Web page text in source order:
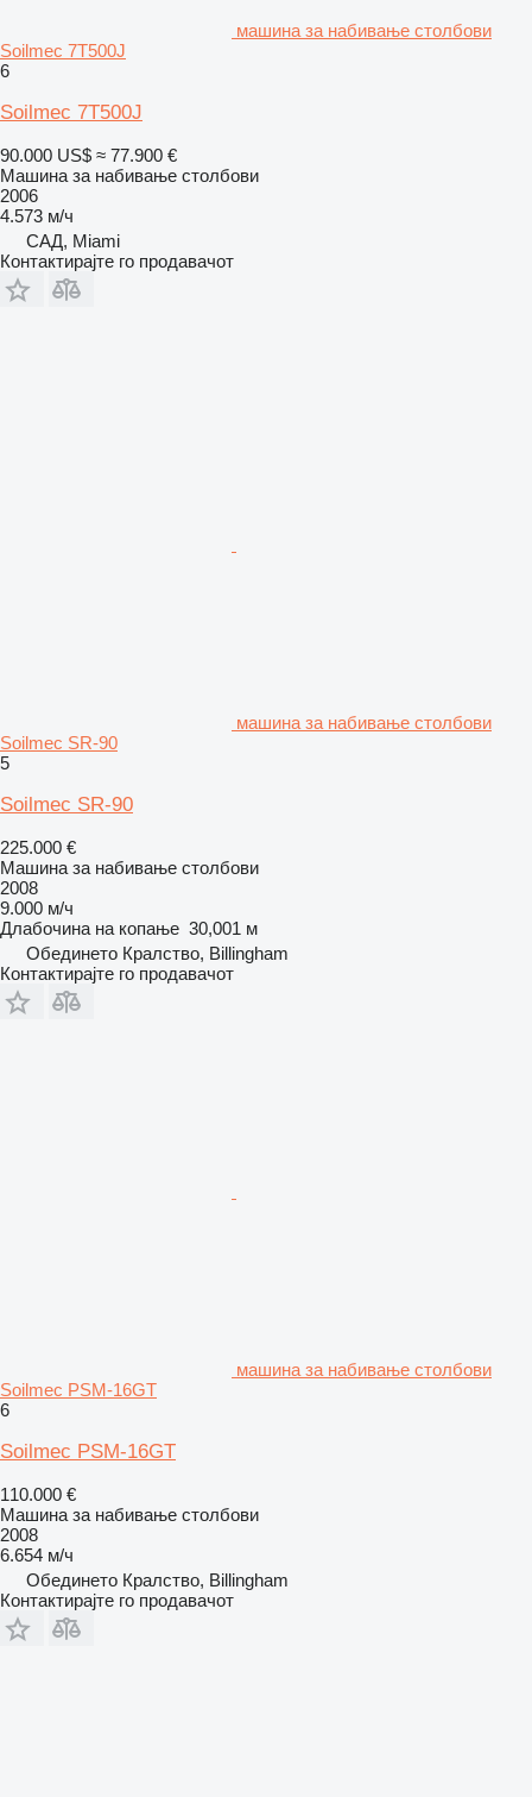
машина за набивање столбови
Soilmec 7T500J
6
Soilmec 7T500J
90.000 US$ ≈ 77.900 €
Машина за набивање столбови
2006
4.573 м/ч
САД, Miami
Контактирајте го продавачот
машина за набивање столбови
Soilmec SR-90
5
Soilmec SR-90
225.000 €
Машина за набивање столбови
2008
9.000 м/ч
Длабочина на копање 30,001 м
Обединето Кралство, Billingham
Контактирајте го продавачот
машина за набивање столбови
Soilmec PSM-16GT
6
Soilmec PSM-16GT
110.000 €
Машина за набивање столбови
2008
6.654 м/ч
Обединето Кралство, Billingham
Контактирајте го продавачот